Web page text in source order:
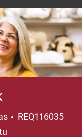
REQ116035